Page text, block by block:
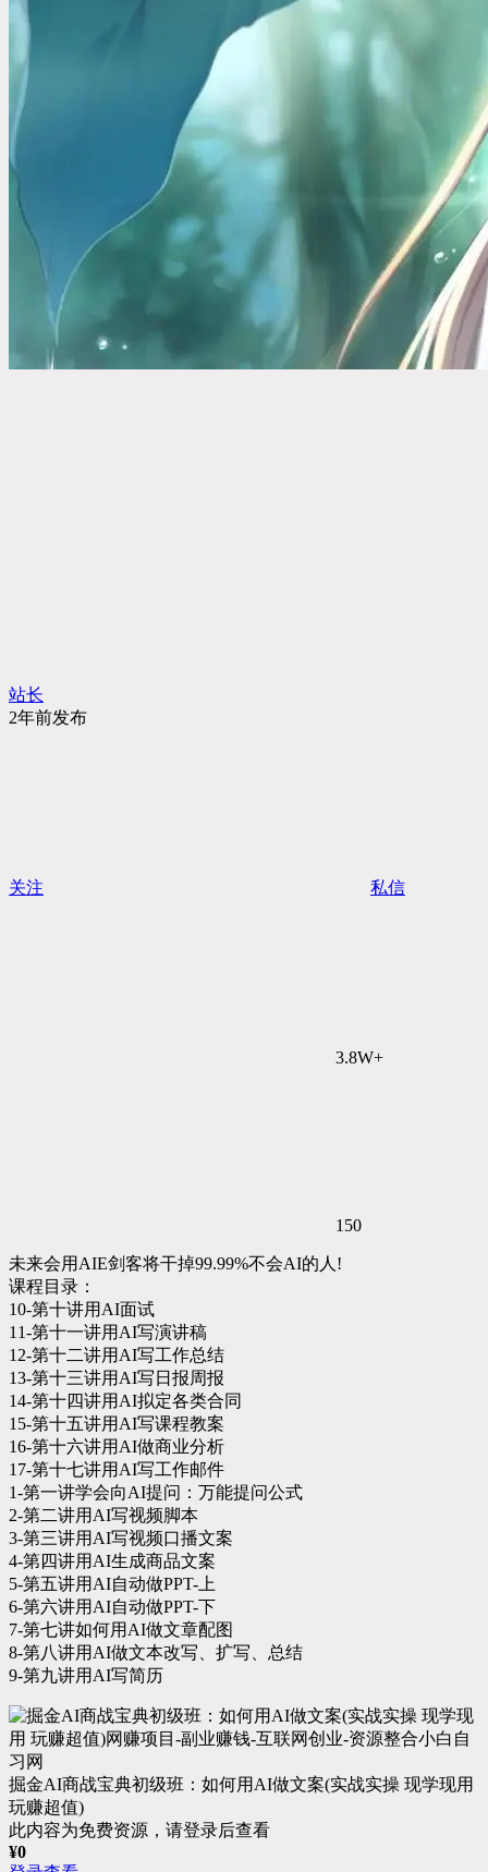
站长
2年前发布
关注 私信
3.8W+
150
未来会用AIE剑客将干掉99.99%不会AI的人!
课程目录：
10-第十讲用AI面试
11-第十一讲用AI写演讲稿
12-第十二讲用AI写工作总结
13-第十三讲用AI写日报周报
14-第十四讲用AI拟定各类合同
15-第十五讲用AI写课程教案
16-第十六讲用AI做商业分析
17-第十七讲用AI写工作邮件
1-第一讲学会向AI提问：万能提问公式
2-第二讲用AI写视频脚本
3-第三讲用AI写视频口播文案
4-第四讲用AI生成商品文案
5-第五讲用AI自动做PPT-上
6-第六讲用AI自动做PPT-下
7-第七讲如何用AI做文章配图
8-第八讲用AI做文本改写、扩写、总结
9-第九讲用AI写简历
掘金AI商战宝典初级班：如何用AI做文案(实战实操 现学现用
玩赚超值)
此内容为免费资源，请登录后查看
¥0